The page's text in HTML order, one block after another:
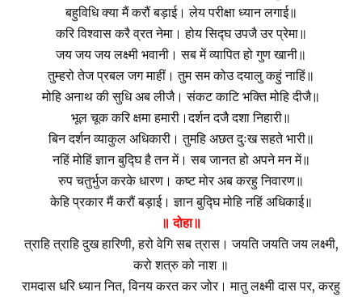
बहुविधि क्या मैं करौं बड़ा‌ई। लेय परीक्षा ध्यान लगा‌ई॥
करि विश्वास करै व्रत नेमा। होय सिद्घ उपजै उर प्रेमा॥
जय जय जय लक्ष्मी भवानी। सब में व्यापित हो गुण खानी॥
तुम्हरो तेज प्रबल जग माहीं। तुम सम को‌उ दयालु कहुं नाहिं॥
मोहि अनाथ की सुधि अब लीजै। संकट काटि भक्ति मोहि दीजै॥
भूल चूक करि क्षमा हमारी।दर्शन दजै दशा निहारी॥
बिन दर्शन व्याकुल अधिकारी। तुमहि अछत दुःख सहते भारी॥
नहिं मोहिं ज्ञान बुद्घि है तन में। सब जानत हो अपने मन में॥
रुप चतुर्भुज करके धारण। कष्ट मोर अब करहु निवारण॥
केहि प्रकार मैं करौं बड़ा‌ई। ज्ञान बुद्घि मोहि नहिं अधिका‌ई॥
॥ दोहा॥
त्राहि त्राहि दुख हारिणी, हरो वेगि सब त्रास। जयति जयति जय लक्ष्मी,
करो शत्रु को नाश ॥
रामदास धरि ध्यान नित, विनय करत कर जोर। मातु लक्ष्मी दास पर, करहु